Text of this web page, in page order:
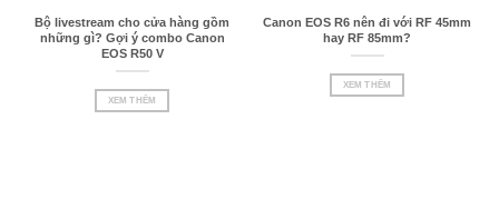
Bộ livestream cho cửa hàng gồm
những gì? Gợi ý combo Canon
EOS R50 V
XEM THÊM
Canon EOS R6 nên đi với RF 45mm
hay RF 85mm?
XEM THÊM